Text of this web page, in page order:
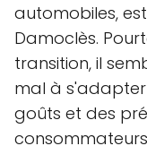
automobiles,
Damoclès.
transition, il
mal à
goûts et des